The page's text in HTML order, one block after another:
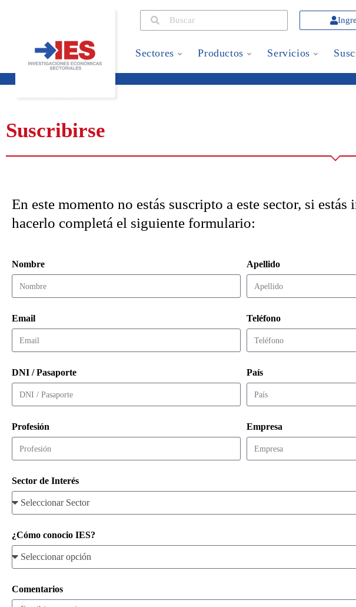
Sectores Productos Servicios
Suscribirse
En este momento no estás suscripto a este sector, si estás
hacerlo completá el siguiente formulario:
Nombre Apellido
Email Teléfono
DNI / Pasaporte País
Profesión Empresa
Sector de Interés
¿Cómo conocio IES?
Comentarios